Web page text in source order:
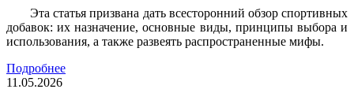
Эта статья призвана дать всесторонний обзор спортивных
добавок: их назначение, основные виды, принципы выбора и
использования, а также развеять распространенные мифы.
Подробнее
11.05.2026